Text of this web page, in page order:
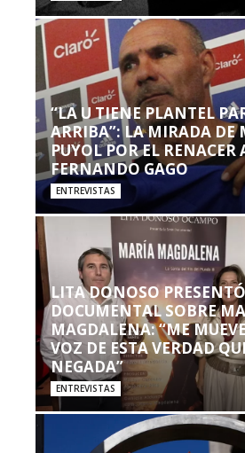
“LA U TIENE PLANTEL
ARRIBA”: LA MIRADA DE
PUYOL POR EL RENACER
FERNANDO GAGO
ENTREVISTAS
LITA DONOSO
DOCUMENTAL SOBRE
MAGDALENA: “ME
VOZ DE ESTA VERDAD
NEGADA”
ENTREVISTAS